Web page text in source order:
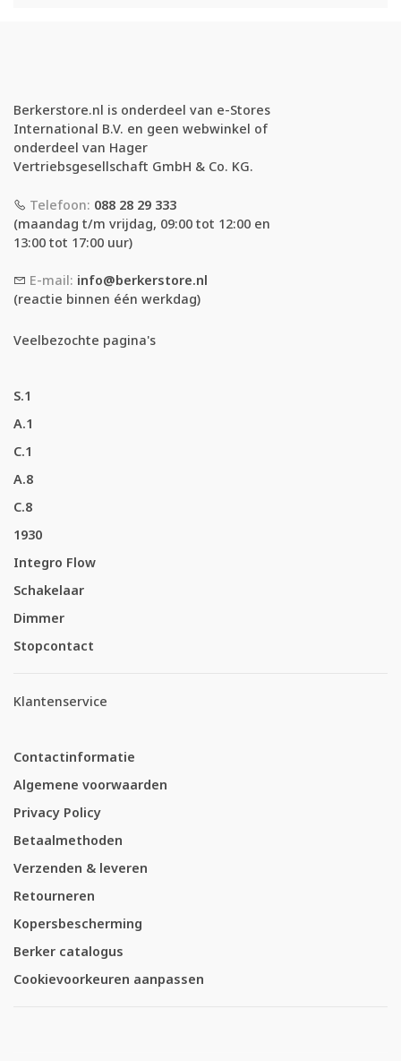
Berkerstore.nl is onderdeel van e-Stores
International B.V. en geen webwinkel of
onderdeel van Hager
Vertriebsgesellschaft GmbH & Co. KG.
Telefoon: 088 28 29 333
(maandag t/m vrijdag, 09:00 tot 12:00 en
13:00 tot 17:00 uur)
E-mail: info@berkerstore.nl
(reactie binnen één werkdag)
Veelbezochte pagina's
S.1
A.1
C.1
A.8
C.8
1930
Integro Flow
Schakelaar
Dimmer
Stopcontact
Klantenservice
Contactinformatie
Algemene voorwaarden
Privacy Policy
Betaalmethoden
Verzenden & leveren
Retourneren
Kopersbescherming
Berker catalogus
Cookievoorkeuren aanpassen